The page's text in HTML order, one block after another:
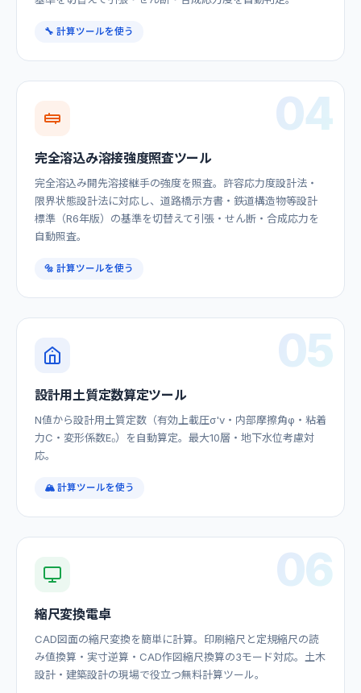
🔧 計算ツールを使う
04
完全溶込み溶接強度照査ツール
完全溶込み開先溶接継手の強度を照査。許容応力度設計法・
限界状態設計法に対応し、道路橋示方書・鉄道構造物等設計
標準（R6年版）の基準を切替えて引張・せん断・合成応力を
自動照査。
🔩 計算ツールを使う
05
設計用土質定数算定ツール
N値から設計用土質定数（有効上載圧σ'v・内部摩擦角φ・粘着
力C・変形係数E₀）を自動算定。最大10層・地下水位考慮対
応。
🏔️ 計算ツールを使う
06
縮尺変換電卓
CAD図面の縮尺変換を簡単に計算。印刷縮尺と定規縮尺の読
み値換算・実寸逆算・CAD作図縮尺換算の3モード対応。土木
設計・建築設計の現場で役立つ無料計算ツール。